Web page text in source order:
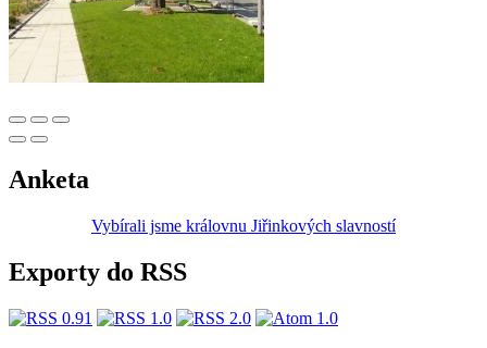
Anketa
Vybírali jsme královnu Jiřinkových slavností
Exporty do RSS